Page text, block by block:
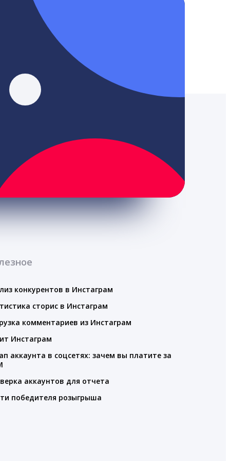
конкурентов в Инстаграм
сторис в Инстаграм
комментариев из Инстаграм
Инстаграм
аккаунта в соцсетях: зачем вы платите за
аккаунтов для отчета
победителя розыгрыша